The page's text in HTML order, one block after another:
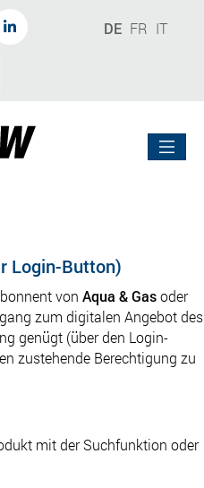
DE FR IT
Login-Button)
von Aqua & Gasoder
zum digitalen Angebot des
genügt (über den Login-
zustehende Berechtigung zu
mit der Suchfunktion oder